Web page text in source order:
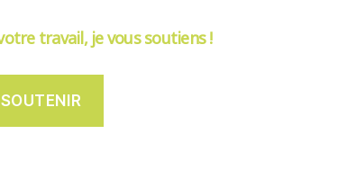
travail, je vous soutiens !